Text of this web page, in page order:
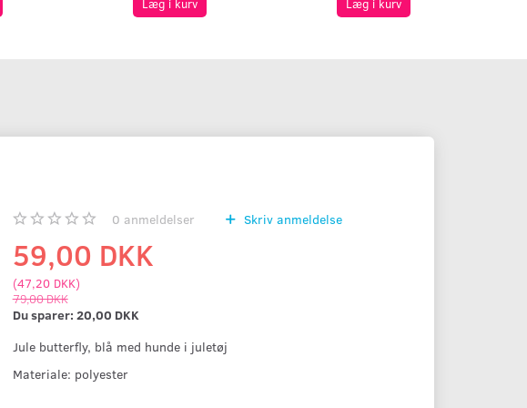
Læg i kurv Læg i kurv
0 anmeldelser Skriv anmeldelse
59,00 DKK
(47,20 DKK)
79,00 DKK
Du sparer: 20,00 DKK
Jule butterfly, blå med hunde i juletøj
Materiale: polyester